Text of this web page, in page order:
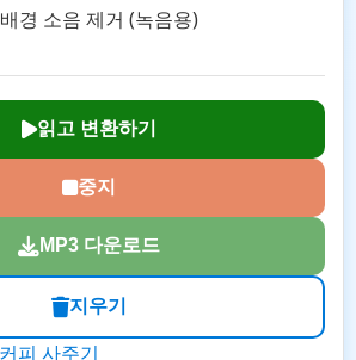
배경 소음 제거 (녹음용)
읽고 변환하기
중지
MP3 다운로드
지우기